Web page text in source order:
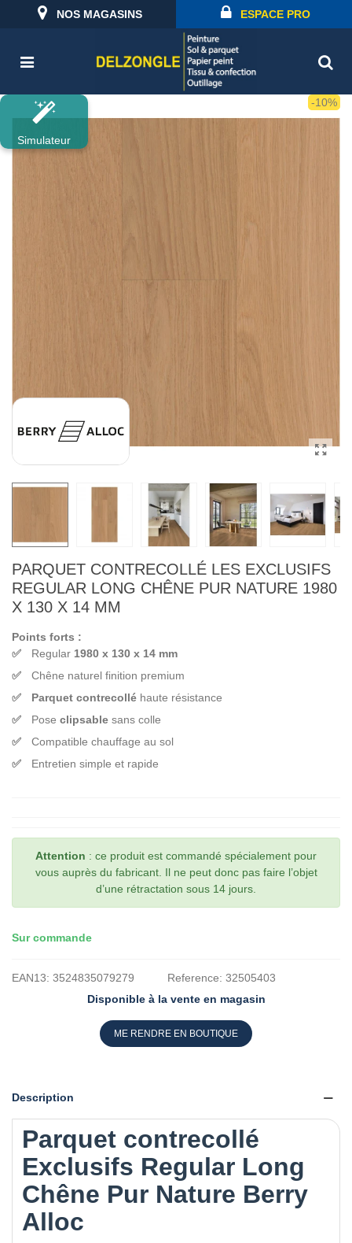
NOS MAGASINS ESPACE PRO
Simulateur
-10%
PARQUET CONTRECOLLÉ LES EXCLUSIFS
REGULAR LONG CHÊNE PUR NATURE 1980
X 130 X 14 MM
Points forts :
Regular 1980 x 130 x 14 mm
Chêne naturel finition premium
Parquet contrecollé haute résistance
Pose clipsable sans colle
Compatible chauffage au sol
Entretien simple et rapide
Attention : ce produit est commandé spécialement pour
vous auprès du fabricant. Il ne peut donc pas faire l’objet
d’une rétractation sous 14 jours.
Sur commande
EAN13: 3524835079279 Reference: 32505403
Disponible à la vente en magasin
ME RENDRE EN BOUTIQUE
Description
Parquet contrecollé
Exclusifs Regular Long
Chêne Pur Nature Berry
Alloc